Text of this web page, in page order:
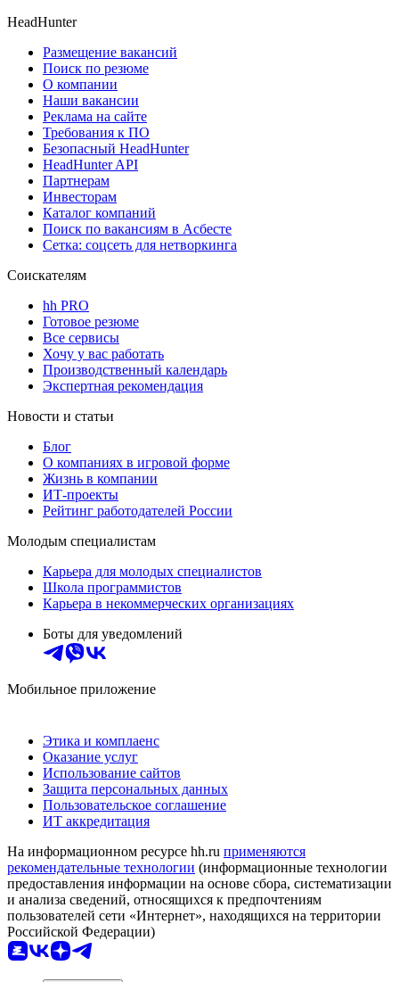
HeadHunter
Размещение вакансий
Поиск по резюме
О компании
Наши вакансии
Реклама на сайте
Требования к ПО
Безопасный HeadHunter
HeadHunter API
Партнерам
Инвесторам
Каталог компаний
Поиск по вакансиям в Асбесте
Сетка: соцсеть для нетворкинга
Соискателям
hh PRO
Готовое резюме
Все сервисы
Хочу у вас работать
Производственный календарь
Экспертная рекомендация
Новости и статьи
Блог
О компаниях в игровой форме
Жизнь в компании
ИТ-проекты
Рейтинг работодателей России
Молодым специалистам
Карьера для молодых специалистов
Школа программистов
Карьера в некоммерческих организациях
Боты для уведомлений
Мобильное приложение
Этика и комплаенс
Оказание услуг
Использование сайтов
Защита персональных данных
Пользовательское соглашение
ИТ аккредитация
На информационном ресурсе hh.ru применяются
рекомендательные технологии (информационные технологии
предоставления информации на основе сбора, систематизации
и анализа сведений, относящихся к предпочтениям
пользователей сети «Интернет», находящихся на территории
Российской Федерации)